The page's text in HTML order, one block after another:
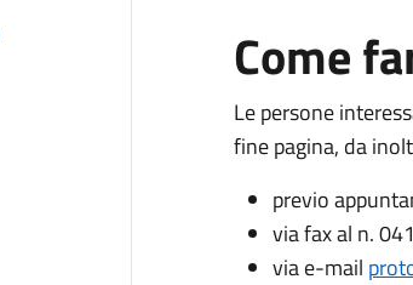
Come
Le persone
fine pagina, da
previo
via fax al n.
via e-mail